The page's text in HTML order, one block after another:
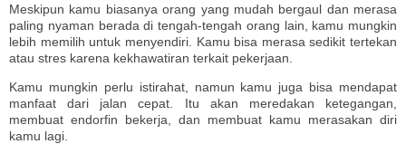
Meskipun kamu biasanya orang yang mudah bergaul dan merasa
paling nyaman berada di tengah-tengah orang lain, kamu mungkin
lebih memilih untuk menyendiri. Kamu bisa merasa sedikit tertekan
atau stres karena kekhawatiran terkait pekerjaan.
Kamu mungkin perlu istirahat, namun kamu juga bisa mendapat
manfaat dari jalan cepat. Itu akan meredakan ketegangan,
membuat endorfin bekerja, dan membuat kamu merasakan diri
kamu lagi.